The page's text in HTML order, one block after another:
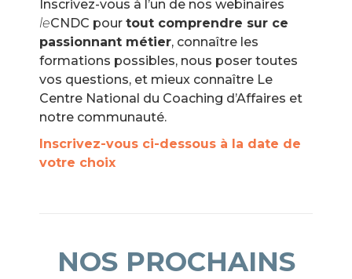
Inscrivez-vous à l’un de nos webinaires
leCNDC pour tout comprendre sur ce
passionnant métier, connaître les
formations possibles, nous poser toutes
vos questions, et mieux connaître Le
Centre National du Coaching d’Affaires et
notre communauté.
Inscrivez-vous ci-dessous à la date de
votre choix
NOS PROCHAINS